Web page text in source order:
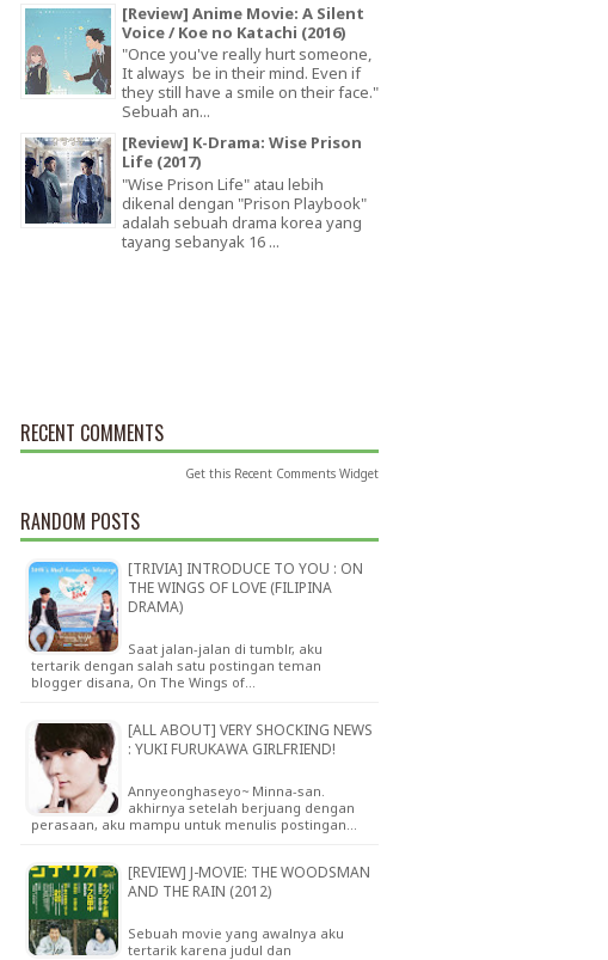
[Review] Anime Movie: A Silent
Voice / Koe no Katachi (2016)
"Once you've really hurt someone,
It always be in their mind. Even if
they still have a smile on their face."
Sebuah an...
[Review] K-Drama: Wise Prison
Life (2017)
"Wise Prison Life" atau lebih
dikenal dengan "Prison Playbook"
adalah sebuah drama korea yang
tayang sebanyak 16 ...
RECENT COMMENTS
Get this Recent Comments Widget
RANDOM POSTS
[TRIVIA] INTRODUCE TO YOU : ON
THE WINGS OF LOVE (FILIPINA
DRAMA)
Saat jalan-jalan di tumblr, aku
tertarik dengan salah satu postingan teman
blogger disana, On The Wings of…
[ALL ABOUT] VERY SHOCKING NEWS
: YUKI FURUKAWA GIRLFRIEND!
Annyeonghaseyo~ Minna-san.
akhirnya setelah berjuang dengan
perasaan, aku mampu untuk menulis postingan…
[REVIEW] J-MOVIE: THE WOODSMAN
AND THE RAIN (2012)
Sebuah movie yang awalnya aku
tertarik karena judul dan